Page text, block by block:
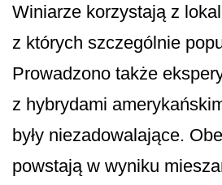
Winiarze korzystają z
z których szczególnie
Prowadzono także
z hybrydami
były niezadowalające.
powstają w wyniku